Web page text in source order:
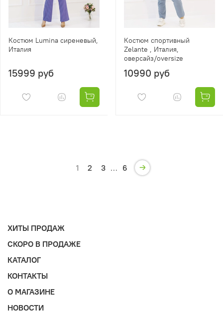
Костюм Lumina сиреневый,
Италия
15999 руб
Костюм спортивный
Zelante , Италия,
оверсайз/oversize
10990 руб
1 2 3 … 6
ХИТЫ ПРОДАЖ
СКОРО В ПРОДАЖЕ
КАТАЛОГ
КОНТАКТЫ
О МАГАЗИНЕ
НОВОСТИ